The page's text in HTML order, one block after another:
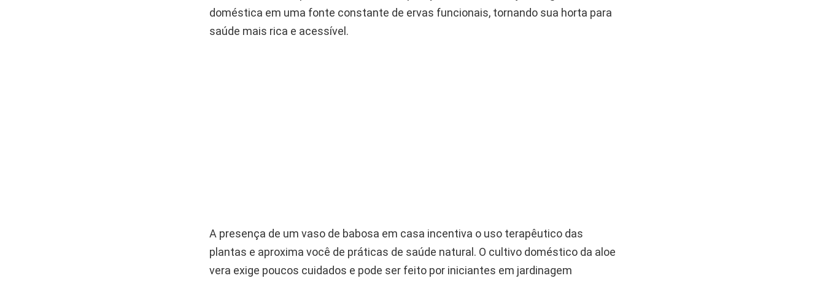
doméstica em uma fonte constante de ervas funcionais, tornando sua horta para
saúde mais rica e acessível.
A presença de um vaso de babosa em casa incentiva o uso terapêutico das
plantas e aproxima você de práticas de saúde natural. O cultivo doméstico da aloe
vera exige poucos cuidados e pode ser feito por iniciantes em jardinagem